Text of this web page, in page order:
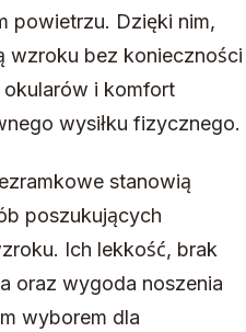
powietrzu. Dzięki nim,
wzroku bez konieczności
okularów i komfort
wysiłku fizycznego.
stanowią
poszukujących
Ich lekkość, brak
oraz wygoda noszenia
wyborem dla